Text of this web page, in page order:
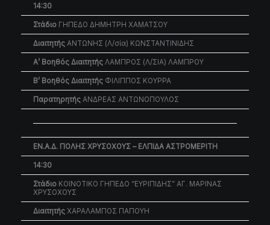
14:30
Στάδιο ΓΗΠΕΔΟ ΔΗΜΗΤΡΗ ΧΑΜΑΤΣΟΥ
Διαιτητής ΑΝΤΩΝΗΣ (Λ/σία) ΚΩΝΣΤΑΝΤΙΝΙΔΗΣ
Α’ Βοηθός Διαιτητής ΛΑΜΠΡΟΣ (Λ/ΣΙΑ) ΛΑΜΠΡΟΥ
Β’ Βοηθός Διαιτητής ΦΙΛΙΠΠΟΣ ΚΟΥΡΡΑ
Παρατηρητής ΑΝΔΡΕΑΣ ΑΝΤΩΝΟΠΟΥΛΟΣ
ΕΝ.Α.Δ. ΠΟΛΗΣ ΧΡΥΣΟΧΟΥΣ – ΕΛΠΙΔΑ ΑΣΤΡΟΜΕΡΙΤΗ
14:30
Στάδιο ΚΟΙΝΟΤΙΚΟ ΓΗΠΕΔΟ “ΕΥΡΙΠΙΔΗΣ” ΑΓ. ΜΑΡΙΝΑΣ
ΧΡΥΣΟΧΟΥΣ
Διαιτητής ΧΑΡΑΛΑΜΠΟΣ ΠΑΠΟΥΗ